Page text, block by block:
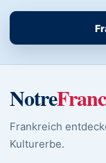
Notre
Frankreich
Kulturerbe.